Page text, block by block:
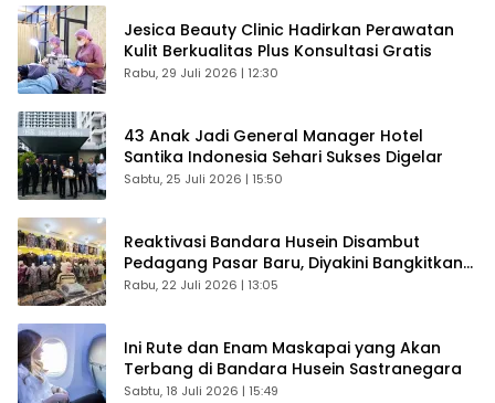
Jesica Beauty Clinic Hadirkan Perawatan
Kulit Berkualitas Plus Konsultasi Gratis
Rabu, 29 Juli 2026 | 12:30
43 Anak Jadi General Manager Hotel
Santika Indonesia Sehari Sukses Digelar
Sabtu, 25 Juli 2026 | 15:50
Reaktivasi Bandara Husein Disambut
Pedagang Pasar Baru, Diyakini Bangkitkan
Kembali Ekonomi Bandung
Rabu, 22 Juli 2026 | 13:05
Ini Rute dan Enam Maskapai yang Akan
Terbang di Bandara Husein Sastranegara
Sabtu, 18 Juli 2026 | 15:49